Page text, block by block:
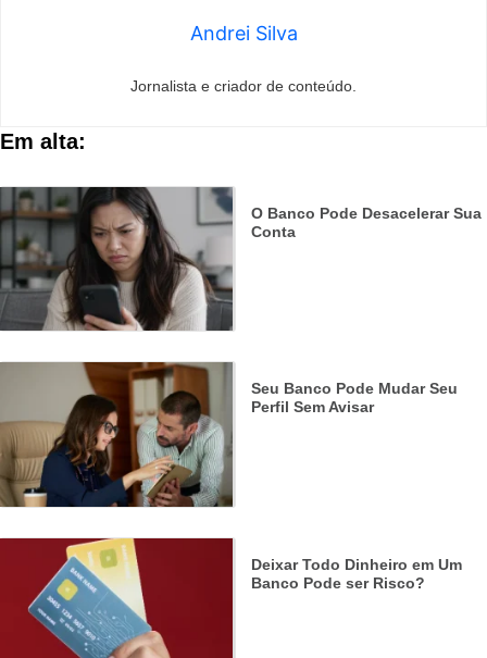
Andrei Silva
Jornalista e criador de conteúdo.
Em alta:
O Banco Pode Desacelerar Sua
Conta
Seu Banco Pode Mudar Seu
Perfil Sem Avisar
Deixar Todo Dinheiro em Um
Banco Pode ser Risco?